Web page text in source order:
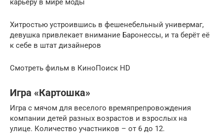
карьеру в мире моды
Хитростью устроившись в фешенебельный универмаг,
девушка привлекает внимание Баронессы, и та берёт её
к себе в штат дизайнеров
Смотреть фильм в КиноПоиск HD
Игра «Картошка»
Игра с мячом для веселого времяпрепровождения
компании детей разных возрастов и взрослых на
улице. Количество участников – от 6 до 12.